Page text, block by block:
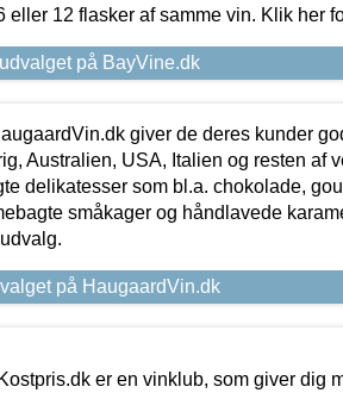
eller 12 flasker af samme vin. Klik her
på BayVine.dk
giver de deres kunder
Australien, USA, Italien og resten af
delikatesser som bl.a. chokolade,
småkager og håndlavede
på HaugaardVin.dk
er en vinklub, som giver dig